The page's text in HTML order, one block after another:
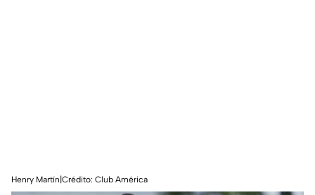
Henry Martín|Crédito: Club América